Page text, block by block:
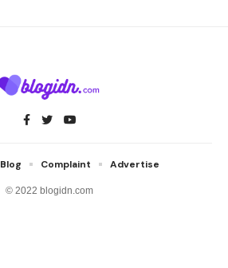
© 2022 blogidn.com
Blog Complaint Advertise